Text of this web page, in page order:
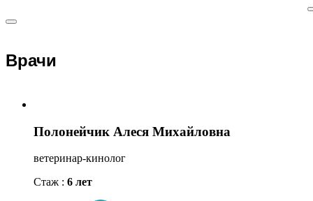
Врачи
Полонейчик Алеся Михайловна
ветеринар-кинолог
Стаж : 6 лет